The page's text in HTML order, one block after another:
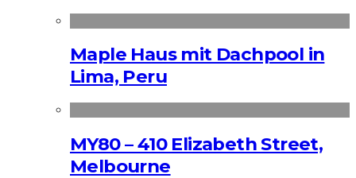
Maple Haus mit Dachpool in
Lima, Peru
MY80 – 410 Elizabeth Street,
Melbourne